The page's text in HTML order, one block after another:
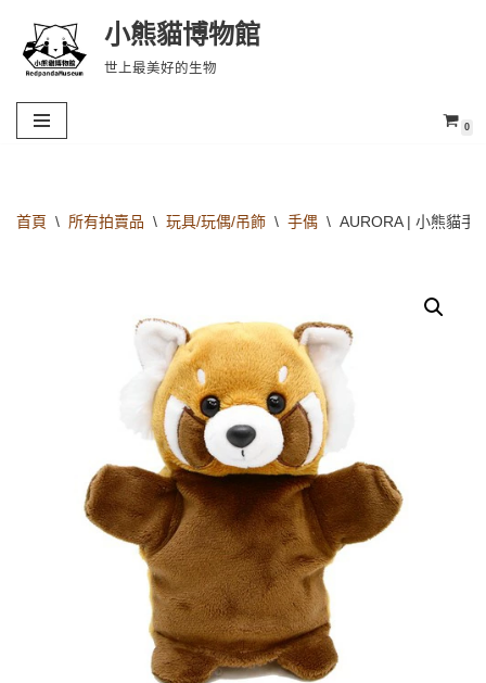
Skip
content
小熊貓博物館
世上最美好的生物
0
首頁 \ 所有拍賣品 \ 玩具/玩偶/吊飾 \ 手偶 \ AURORA | 小熊貓手